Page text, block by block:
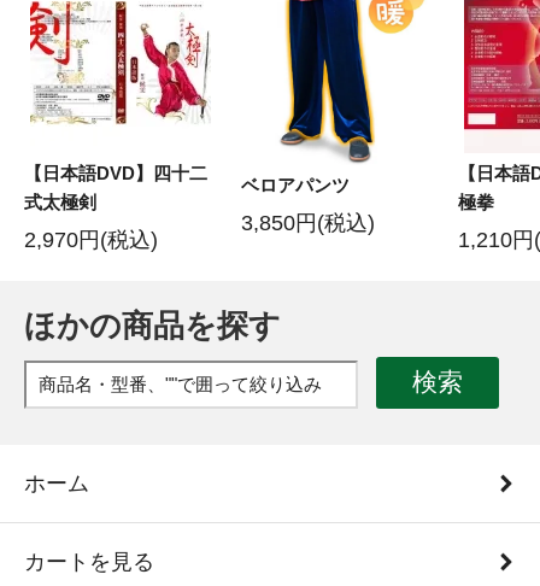
【日本語DVD】四十二
式太極剣
2,970円(税込)
ベロアパンツ
3,850円(税込)
【日本
極拳
1,210円
ほかの商品を探す
検索
ホーム
カートを見る